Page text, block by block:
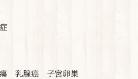
乳腺癌 子宮卵巣